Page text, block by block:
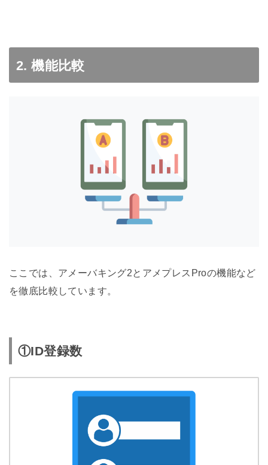
2. 機能比較
ここでは、アメーバキング2とアメプレスProの機能など
を徹底比較しています。
①ID登録数